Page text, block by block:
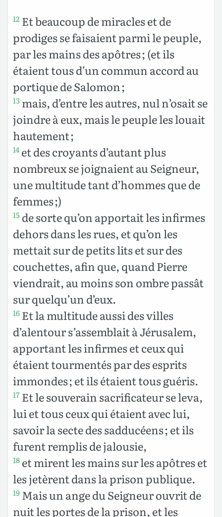
12 Et beaucoup de miracles et de
prodiges se faisaient parmi le peuple,
par les mains des apôtres ; (et ils
étaient tous d’un commun accord au
portique de Salomon ;
13 mais, d’entre les autres, nul n’osait se
joindre à eux, mais le peuple les louait
hautement ;
14 et des croyants d’autant plus
nombreux se joignaient au Seigneur,
une multitude tant d’hommes que de
femmes ;)
15 de sorte qu’on apportait les infirmes
dehors dans les rues, et qu’on les
mettait sur de petits lits et sur des
couchettes, afin que, quand Pierre
viendrait, au moins son ombre passât
sur quelqu’un d’eux.
16 Et la multitude aussi des villes
d’alentour s’assemblait à Jérusalem,
apportant les infirmes et ceux qui
étaient tourmentés par des esprits
immondes ; et ils étaient tous guéris.
17 Et le souverain sacrificateur se leva,
lui et tous ceux qui étaient avec lui,
savoir la secte des sadducéens ; et ils
furent remplis de jalousie,
18 et mirent les mains sur les apôtres et
les jetèrent dans la prison publique.
19 Mais un ange du Seigneur ouvrit de
nuit les portes de la prison, et les